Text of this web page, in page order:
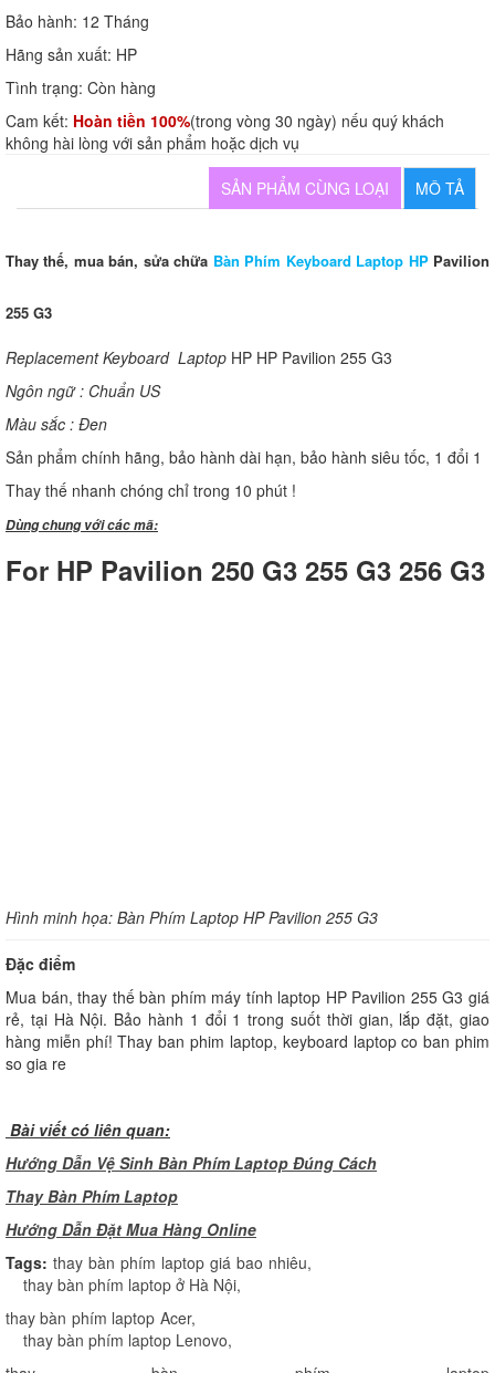
Bảo hành: 12 Tháng
Hãng sản xuất: HP
Tình trạng: Còn hàng
Cam kết: Hoàn tiền 100%(trong vòng 30 ngày) nếu quý khách
không hài lòng với sản phẩm hoặc dịch vụ
MÔ TẢ
SẢN PHẨM CÙNG LOẠI
Thay thế, mua bán, sửa chữa Bàn Phím Keyboard Laptop HPPavilion
255 G3
Replacement Keyboard Laptop HP HP Pavilion 255 G3
Ngôn ngữ : Chuẩn US
Màu sắc : Đen
Sản phẩm chính hãng, bảo hành dài hạn, bảo hành siêu tốc, 1 đổi 1
Thay thế nhanh chóng chỉ trong 10 phút !
Dùng chung với các mã:
For HP Pavilion 250 G3 255 G3 256 G3
Hình minh họa: Bàn Phím Laptop HP Pavilion 255 G3
Đặc điểm
Mua bán, thay thế bàn phím máy tính laptop HP Pavilion 255 G3 giá
rẻ, tại Hà Nội. Bảo hành 1 đổi 1 trong suốt thời gian, lắp đặt, giao
hàng miễn phí! Thay ban phim laptop, keyboard laptop co ban phim
so gia re
Bài viết có liên quan:
Hướng Dẫn Vệ Sinh Bàn Phím Laptop Đúng Cách
Thay Bàn Phím Laptop
Hướng Dẫn Đặt Mua Hàng Online
Tags: thay bàn phím laptop giá bao nhiêu,
thay bàn phím laptop ở Hà Nội,
thay bàn phím laptop Acer,
thay bàn phím laptop Lenovo,